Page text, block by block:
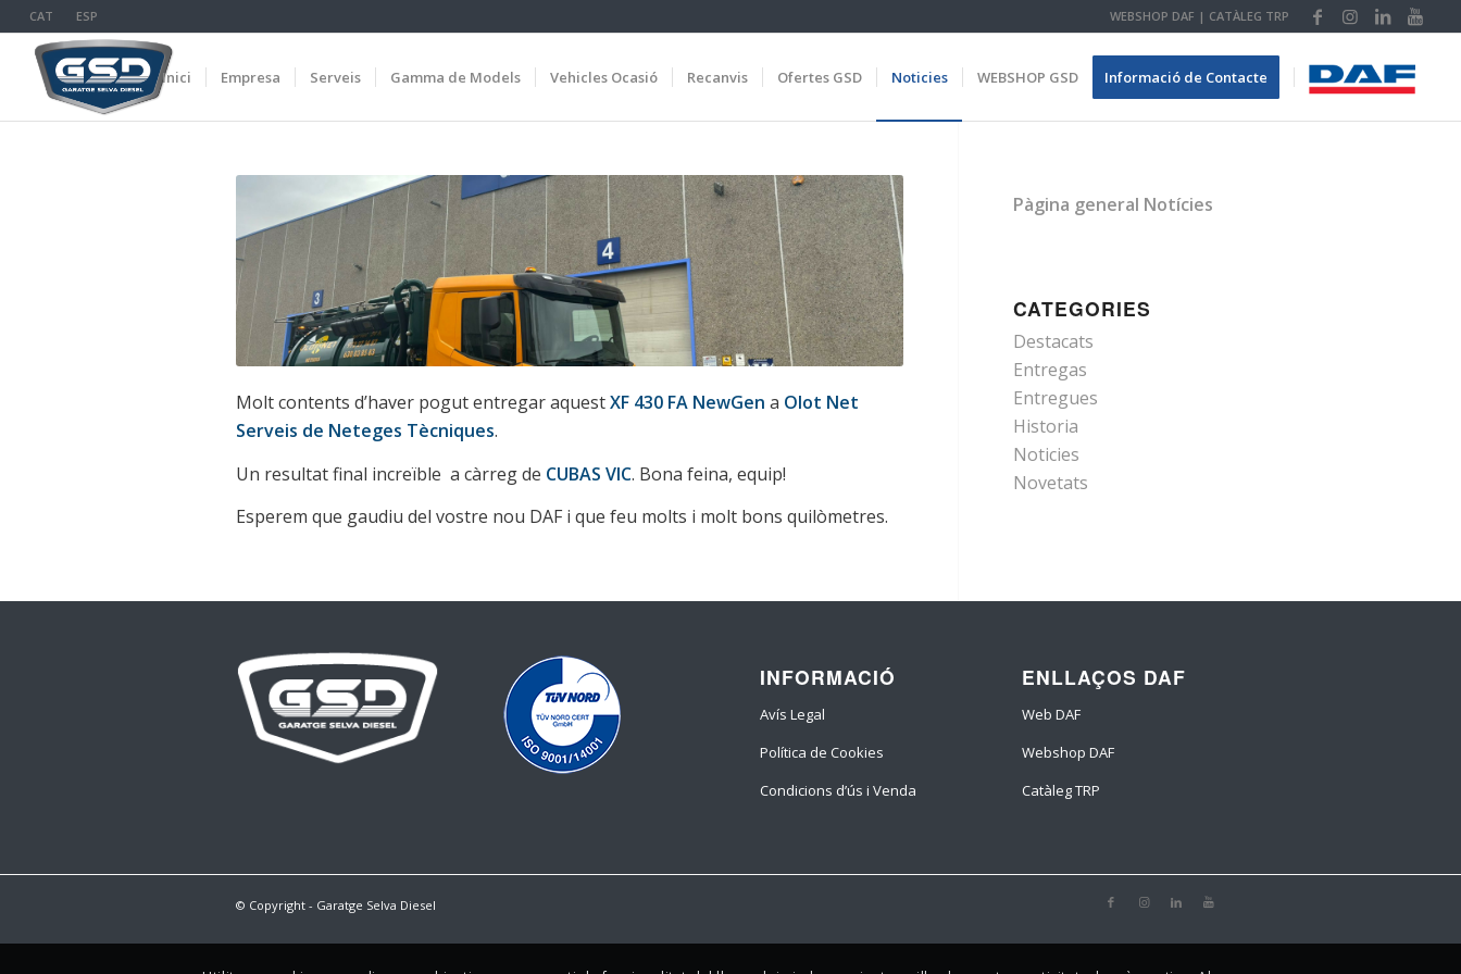
CAT ESP WEBSHOP DAF | CATÀLEG TRP
Inici Empresa Serveis Gamma de Models Vehicles Ocasió Recanvis Ofertes GSD Noticies WEBSHOP GSD Informació de Contacte
Molt contents d’haver pogut entregar aquestXF 430 FA NewGen a Olot Net
Serveis de Neteges Tècniques.
Un resultat final increïble a càrreg de CUBAS VIC. Bona feina, equip!
Esperem que gaudiu del vostre nou DAF i que feu molts i molt bons quilòmetres.
Pàgina general Notícies
CATEGORIES
Destacats
Entregas
Entregues
Historia
Noticies
Novetats
INFORMACIÓ
Avís Legal
Política de Cookies
Condicions d’ús i Venda
ENLLAÇOS DAF
Web DAF
Webshop DAF
Catàleg TRP
© Copyright - Garatge Selva Diesel